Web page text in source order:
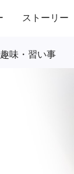
ストーリー
趣味・習い事